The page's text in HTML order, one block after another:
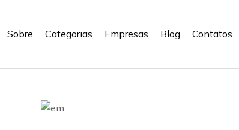
Sobre Categorias Empresas Blog Contatos